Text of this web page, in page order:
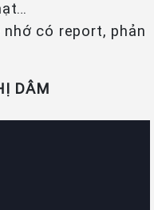
có report, phản
DÂM